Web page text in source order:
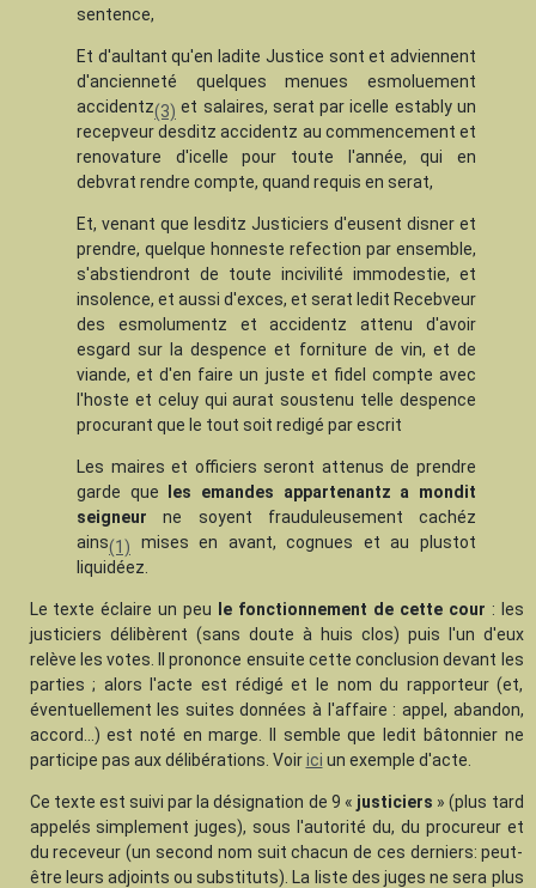
sentence,
Et d'aultant qu'en ladite Justice sont et adviennent
d'ancienneté quelques menues esmoluement
accidentz(3) et salaires, serat par icelle estably un
recepveur desditz accidentz au commencement et
renovature d'icelle pour toute l'année, qui en
debvrat rendre compte, quand requis en serat,
Et, venant que lesditz Justiciers d'eusent disner et
prendre, quelque honneste refection par ensemble,
s'abstiendront de toute incivilité immodestie, et
insolence, et aussi d'exces, et serat ledit Recebveur
des esmolumentz et accidentz attenu d'avoir
esgard sur la despence et forniture de vin, et de
viande, et d'en faire un juste et fidel compte avec
l'hoste et celuy qui aurat soustenu telle despence
procurant que le tout soit redigé par escrit
Les maires et officiers seront attenus de prendre
garde que
les emandes appartenantz a mondit
seigneur ne soyent frauduleusement cachéz
ains(1) mises en avant, cognues et au plustot
liquidéez.
Le texte éclaire un peu le fonctionnement de cette cour : les
justiciers délibèrent (sans doute à huis clos) puis l'un d'eux
relève les votes. Il prononce ensuite cette conclusion devant les
parties ; alors l'acte est rédigé et le nom du rapporteur (et,
éventuellement les suites données à l'affaire : appel, abandon,
accord...) est noté en marge. Il semble que ledit bâtonnier ne
participe pas aux délibérations. Voirici un exemple d'acte.
Ce texte est suivi par la désignation de 9 « justiciers » (plus tard
appelés simplement juges), sous l'autorité du, du procureur et
du receveur (un second nom suit chacun de ces derniers: peut-
être leurs adjoints ou substituts). La liste des juges ne sera plus